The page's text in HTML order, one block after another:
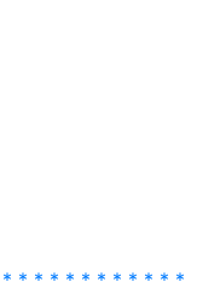
* * * * * * * * * * *